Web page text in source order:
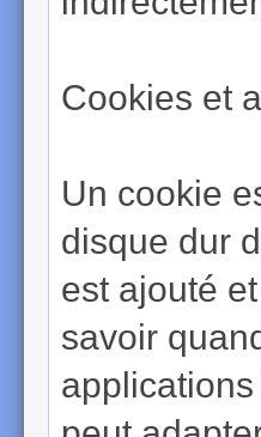
Cookies et
Un cookie
disque dur
est ajouté
savoir